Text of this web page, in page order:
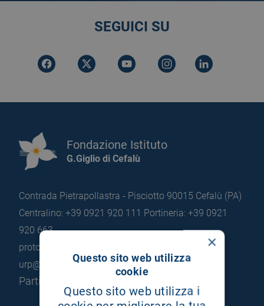
SEGUICI SU
Fondazione Istituto
G.Giglio di Cefalù
Contrada Pietrapollastra - Pisciotto 90015 Cefalù (PA)
Centralino: +39 0921 920 111 Portineria: +39 0921
920 663
protocollo@pec.hsrgiglio.it
urp@hsrgiglio.it
Partita IVA: 05205490823
×
Questo sito web utilizza
cookie
Questo sito web utilizza i